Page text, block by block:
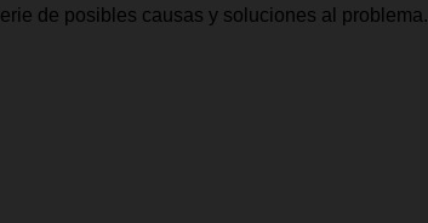
de posibles causas y soluciones al problema.